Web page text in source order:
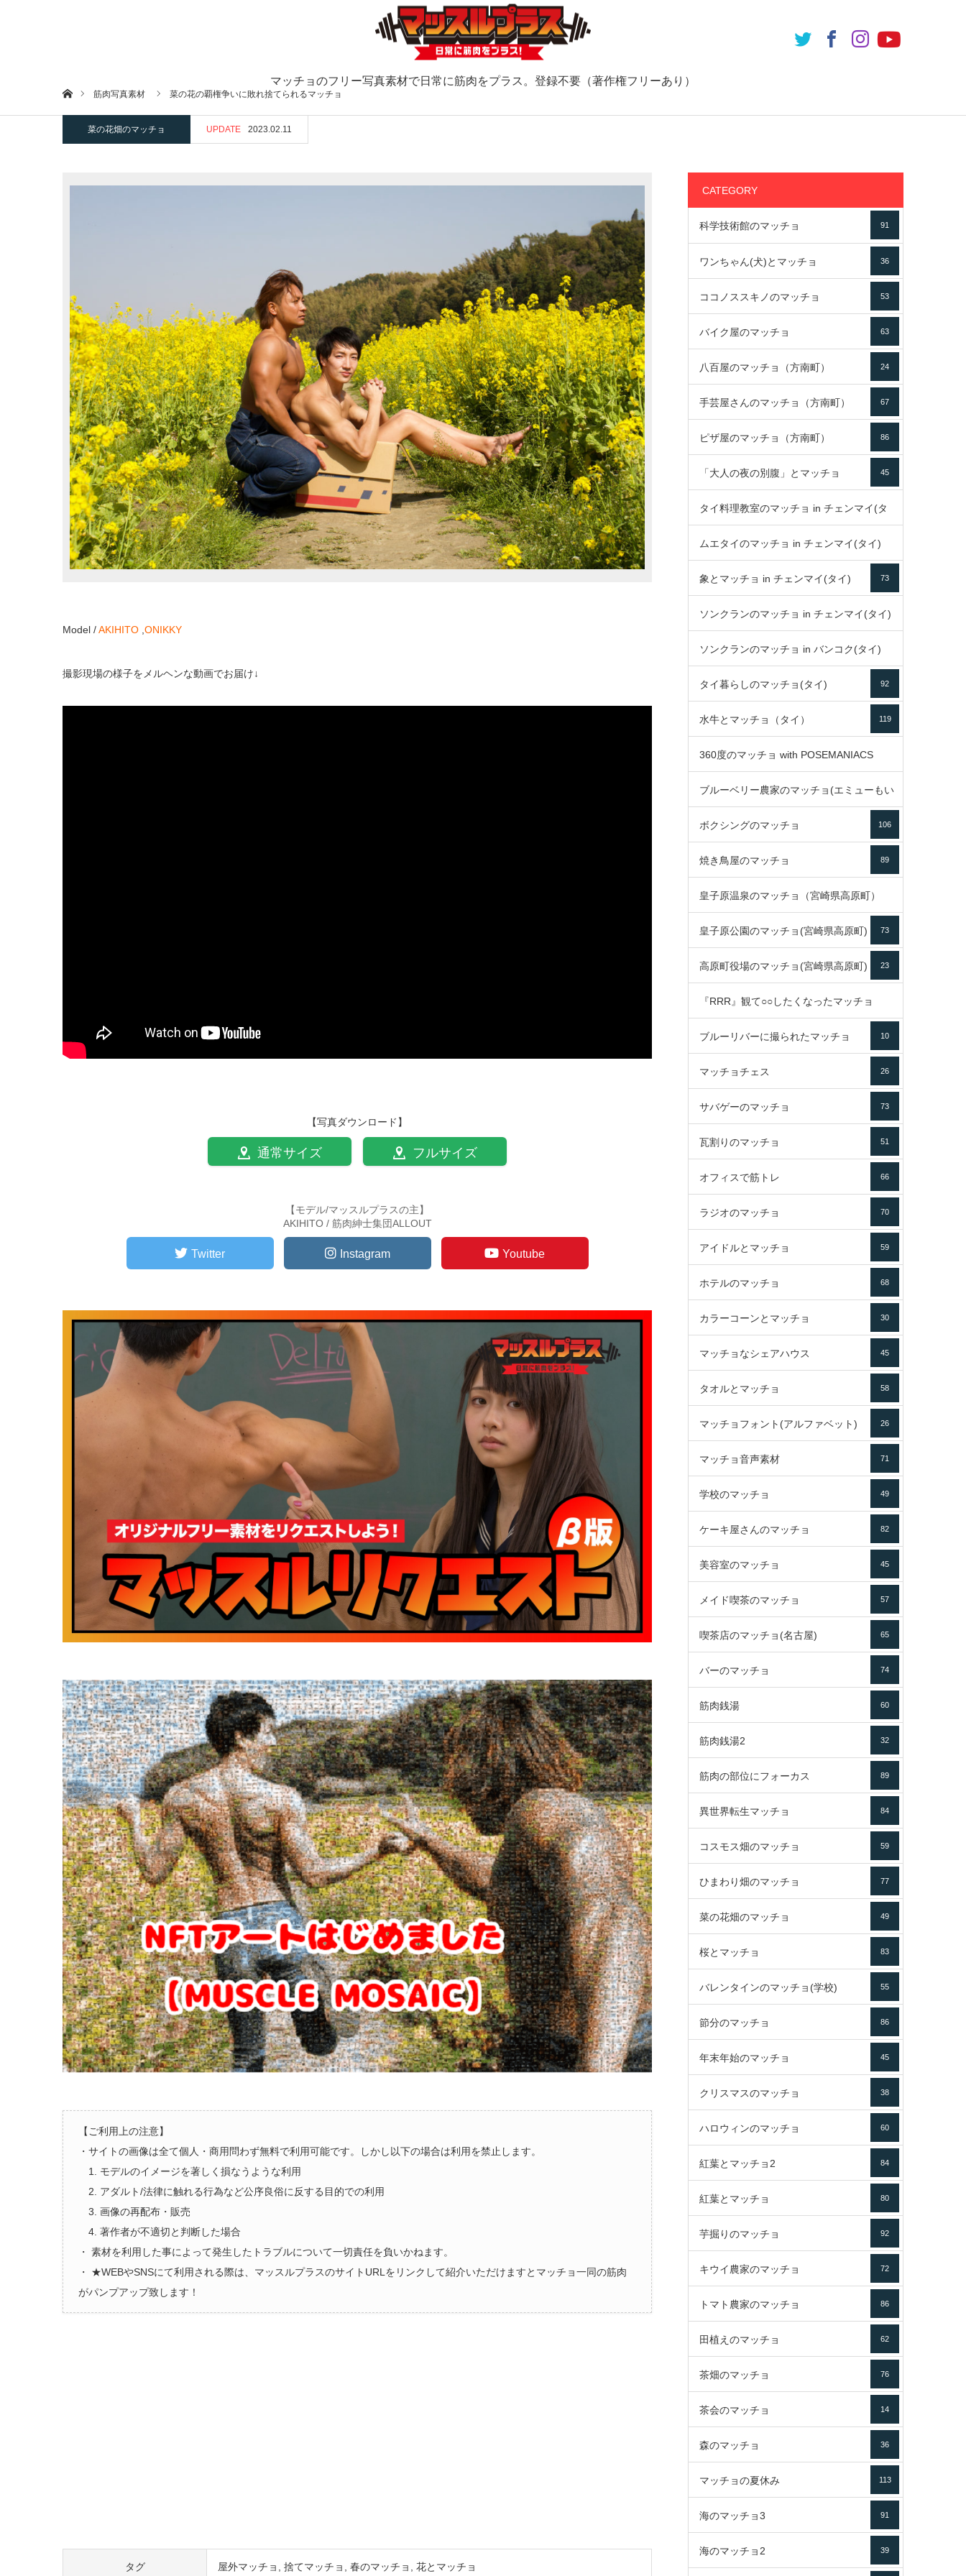
マッチョのフリー写真素材で日常に筋肉をプラス。登録不要（著作権フリーあり）
ホーム筋肉写真素材 菜の花の覇権争いに敗れ捨てられるマッチョ
菜の花畑のマッチョ UPDATE 2023.02.11
Model /AKIHITO ONIKKY
撮影現場の様子をメルヘンな動画でお届け↓
【写真ダウンロード】
通常サイズ フルサイズ
【モデル/マッスルプラスの主】
AKIHITO / 筋肉紳士集団ALLOUT
Twitter Instagram Youtube
【ご利用上の注意】
・サイトの画像は全て個人・商用問わず無料で利用可能です。しかし以下の場合は利用を禁止します。
1. モデルのイメージを著しく損なうような利用
2. アダルト/法律に触れる行為など公序良俗に反する目的での利用
3. 画像の再配布・販売
4. 著作者が不適切と判断した場合
・ 素材を利用した事によって発生したトラブルについて一切責任を負いかねます。
・ ★WEBやSNSにて利用される際は、マッスルプラスのサイトURLをリンクして紹介いただけますとマッチョ一同の筋肉
がパンプアップ致します！
タグ 屋外マッチョ 捨てマッチョ 春のマッチョ 花とマッチョ
CATEGORY
科学技術館のマッチョ 91
ワンちゃん(犬)とマッチョ 36
ココノススキノのマッチョ 53
バイク屋のマッチョ 63
八百屋のマッチョ（方南町） 24
手芸屋さんのマッチョ（方南町） 67
ピザ屋のマッチョ（方南町） 86
「大人の夜の別腹」とマッチョ 45
タイ料理教室のマッチョ in チェンマイ(タ
イ)
ムエタイのマッチョ in チェンマイ(タイ)
79
象とマッチョ in チェンマイ(タイ) 73
ソンクランのマッチョ in チェンマイ(タイ)
ソンクランのマッチョ in バンコク(タイ)
85
タイ暮らしのマッチョ(タイ) 92
水牛とマッチョ（タイ） 119
360度のマッチョ with POSEMANIACS
49
ブルーベリー農家のマッチョ(エミューもい
るよ) 72
ボクシングのマッチョ 106
焼き鳥屋のマッチョ 89
皇子原温泉のマッチョ（宮崎県高原町）
133
皇子原公園のマッチョ(宮崎県高原町) 73
高原町役場のマッチョ(宮崎県高原町) 23
『RRR』観て○○したくなったマッチョ
16
ブルーリバーに撮られたマッチョ 10
マッチョチェス 26
サバゲーのマッチョ 73
瓦割りのマッチョ 51
オフィスで筋トレ 66
ラジオのマッチョ 70
アイドルとマッチョ 59
ホテルのマッチョ 68
カラーコーンとマッチョ 30
マッチョなシェアハウス 45
タオルとマッチョ 58
マッチョフォント(アルファベット) 26
マッチョ音声素材 71
学校のマッチョ 49
ケーキ屋さんのマッチョ 82
美容室のマッチョ 45
メイド喫茶のマッチョ 57
喫茶店のマッチョ(名古屋) 65
バーのマッチョ 74
筋肉銭湯 60
筋肉銭湯2 32
筋肉の部位にフォーカス 89
異世界転生マッチョ 84
コスモス畑のマッチョ 59
ひまわり畑のマッチョ 77
菜の花畑のマッチョ 49
桜とマッチョ 83
バレンタインのマッチョ(学校) 55
節分のマッチョ 86
年末年始のマッチョ 45
クリスマスのマッチョ 38
ハロウィンのマッチョ 60
紅葉とマッチョ2 84
紅葉とマッチョ 80
芋掘りのマッチョ 92
キウイ農家のマッチョ 72
トマト農家のマッチョ 86
田植えのマッチョ 62
茶畑のマッチョ 76
茶会のマッチョ 14
森のマッチョ 36
マッチョの夏休み 113
海のマッチョ3 91
海のマッチョ2 39